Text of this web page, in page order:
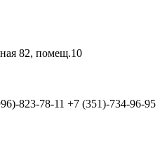
82, помещ.10
823-78-11 +7 (351)-734-96-95